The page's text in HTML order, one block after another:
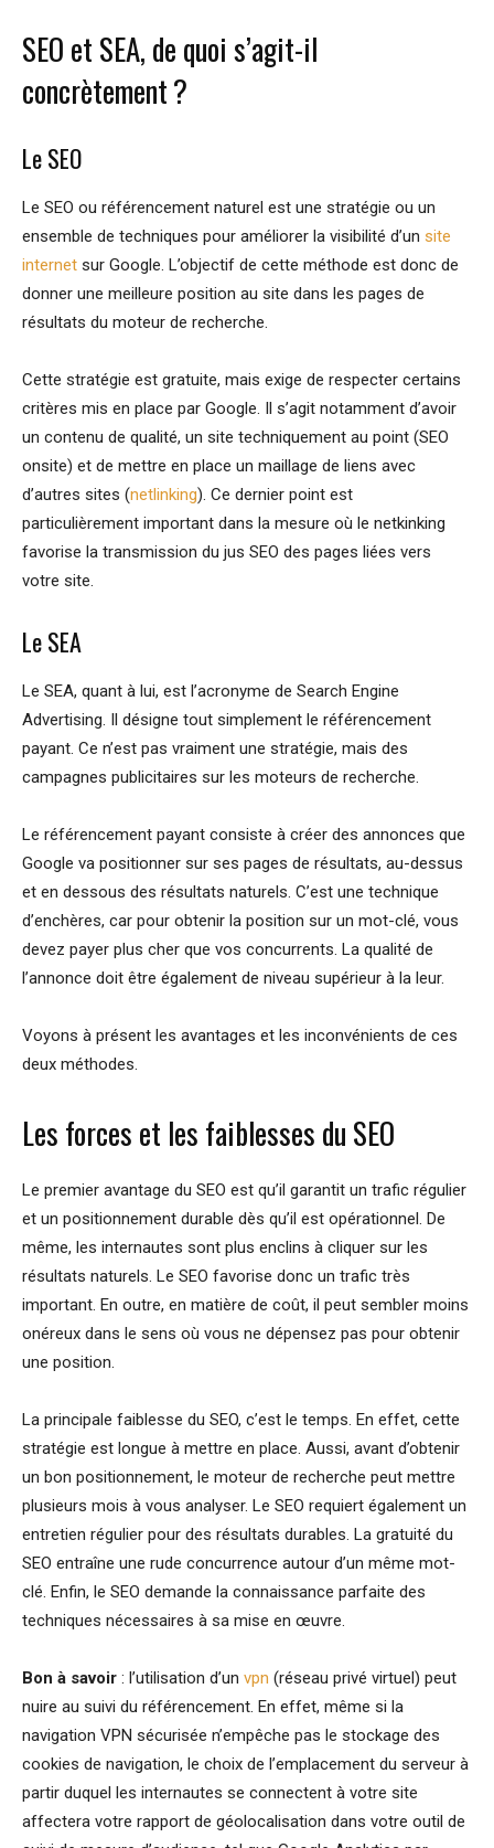
SEO et SEA, de quoi s’agit-il
concrètement ?
Le SEO
Le SEO ou référencement naturel est une stratégie ou un
ensemble de techniques pour améliorer la visibilité d’un site
internet sur Google. L’objectif de cette méthode est donc de
donner une meilleure position au site dans les pages de
résultats du moteur de recherche.
Cette stratégie est gratuite, mais exige de respecter certains
critères mis en place par Google. Il s’agit notamment d’avoir
un contenu de qualité, un site techniquement au point (SEO
onsite) et de mettre en place un maillage de liens avec
d’autres sites (netlinking). Ce dernier point est
particulièrement important dans la mesure où le netkinking
favorise la transmission du jus SEO des pages liées vers
votre site.
Le SEA
Le SEA, quant à lui, est l’acronyme de Search Engine
Advertising. Il désigne tout simplement le référencement
payant. Ce n’est pas vraiment une stratégie, mais des
campagnes publicitaires sur les moteurs de recherche.
Le référencement payant consiste à créer des annonces que
Google va positionner sur ses pages de résultats, au-dessus
et en dessous des résultats naturels. C’est une technique
d’enchères, car pour obtenir la position sur un mot-clé, vous
devez payer plus cher que vos concurrents. La qualité de
l’annonce doit être également de niveau supérieur à la leur.
Voyons à présent les avantages et les inconvénients de ces
deux méthodes.
Les forces et les faiblesses du SEO
Le premier avantage du SEO est qu’il garantit un trafic régulier
et un positionnement durable dès qu’il est opérationnel. De
même, les internautes sont plus enclins à cliquer sur les
résultats naturels. Le SEO favorise donc un trafic très
important. En outre, en matière de coût, il peut sembler moins
onéreux dans le sens où vous ne dépensez pas pour obtenir
une position.
La principale faiblesse du SEO, c’est le temps. En effet, cette
stratégie est longue à mettre en place. Aussi, avant d’obtenir
un bon positionnement, le moteur de recherche peut mettre
plusieurs mois à vous analyser. Le SEO requiert également un
entretien régulier pour des résultats durables. La gratuité du
SEO entraîne une rude concurrence autour d’un même mot-
clé. Enfin, le SEO demande la connaissance parfaite des
techniques nécessaires à sa mise en œuvre.
Bon à savoir : l’utilisation d’un vpn (réseau privé virtuel) peut
nuire au suivi du référencement. En effet, même si la
navigation VPN sécurisée n’empêche pas le stockage des
cookies de navigation, le choix de l’emplacement du serveur à
partir duquel les internautes se connectent à votre site
affectera votre rapport de géolocalisation dans votre outil de